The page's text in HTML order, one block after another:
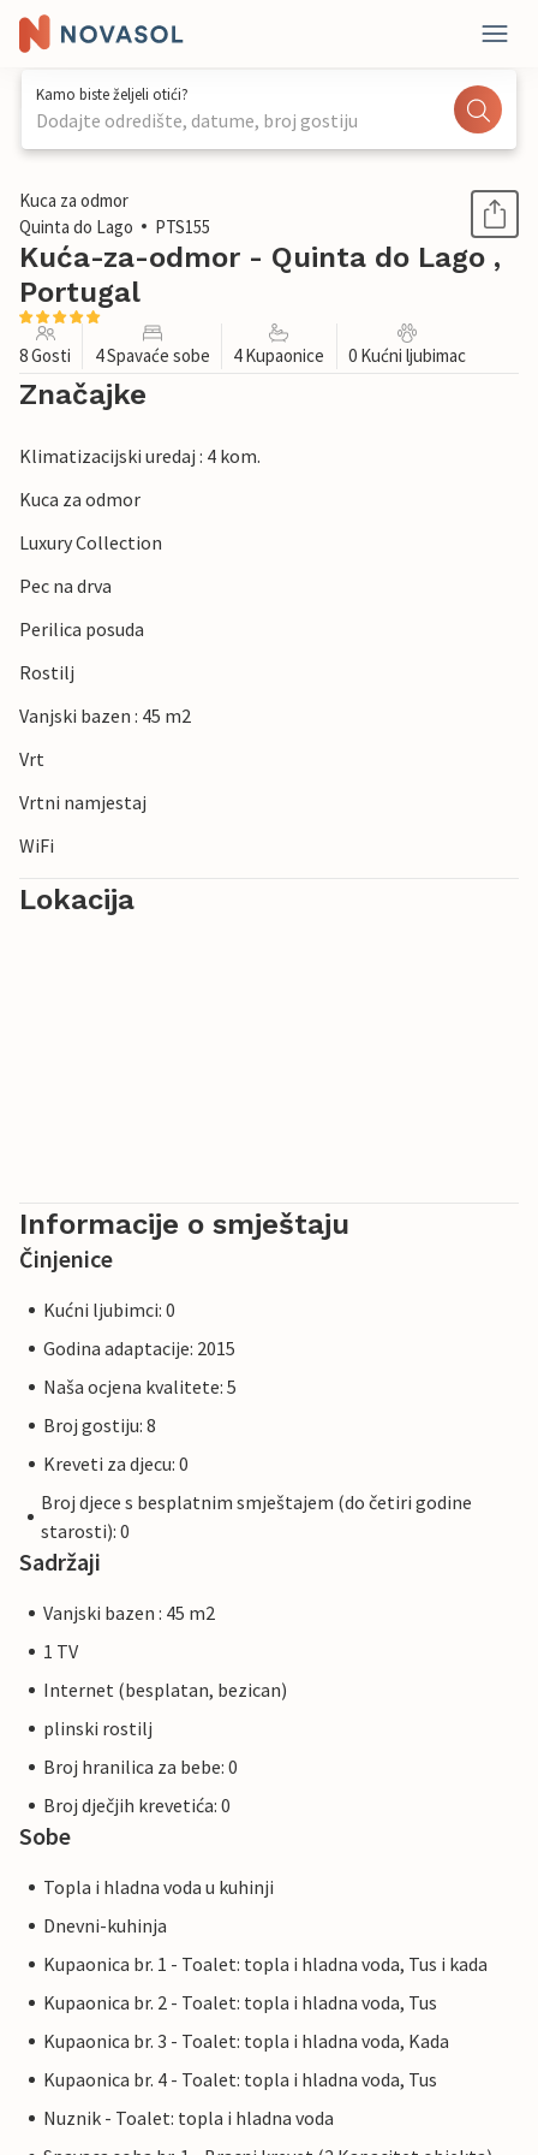
Kamo biste željeli otići?
Dodajte odredište, datume, broj gostiju
1 / 35
Kuca za odmor
Quinta do Lago
PTS155
Kuća-za-odmor - Quinta do Lago ,
Portugal
8 Gosti 4 Spavaće sobe 4 Kupaonice 0 Kućni ljubimac
Značajke
Klimatizacijski uredaj : 4 kom.
Kuca za odmor
Luxury Collection
Pec na drva
Perilica posuda
Rostilj
Vanjski bazen : 45 m2
Vrt
Vrtni namjestaj
WiFi
Lokacija
Informacije o smještaju
Činjenice
Kućni ljubimci: 0
Godina adaptacije: 2015
Naša ocjena kvalitete: 5
Broj gostiju: 8
Kreveti za djecu: 0
Broj djece s besplatnim smještajem (do četiri godine
starosti): 0
Sadržaji
Vanjski bazen : 45 m2
1 TV
Internet (besplatan, bezican)
plinski rostilj
Broj hranilica za bebe: 0
Broj dječjih krevetića: 0
Sobe
Topla i hladna voda u kuhinji
Dnevni-kuhinja
Kupaonica br. 1 - Toalet: topla i hladna voda, Tus i kada
Kupaonica br. 2 - Toalet: topla i hladna voda, Tus
Kupaonica br. 3 - Toalet: topla i hladna voda, Kada
Kupaonica br. 4 - Toalet: topla i hladna voda, Tus
Nuznik - Toalet: topla i hladna voda